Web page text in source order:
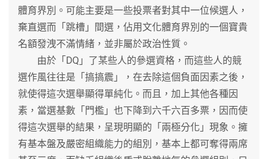
體育界別。可能主要是一些投票者對其中一位候選人，
棄直選而「跳槽」間選，佔用文化體育界別的一個寶貴
名額發洩不滿情緒，並非屬於政治性質。
由於「DQ」了某些人的參選資格，而這些人的競
選作風往往是「搞搞震」，在去除這個負面因素之後，
就使得這次選舉顯得單純化。而且，加上其他各種因
素，當選基數「門檻」也下降到六千六百多票，因而使
得這次選舉的結果，呈現明顯的「兩極分化」現象。擁
有基本盤及嚴密組織能力的組別，基本上都可奪得兩席